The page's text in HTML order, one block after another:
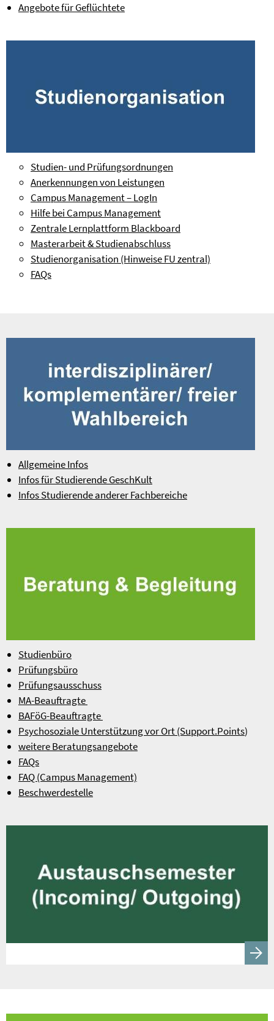
Angebote für Geflüchtete
Studien- und Prüfungsordnungen
Anerkennungen von Leistungen
Campus Management – LogIn
Hilfe bei Campus Management
Zentrale Lernplattform Blackboard
Masterarbeit & Studienabschluss
Studienorganisation (Hinweise FU zentral)
FAQs
Allgemeine Infos
Infos für Studierende GeschKult
Infos Studierende anderer Fachbereiche
Studienbüro
Prüfungsbüro
Prüfungsausschuss
MA-Beauftragte
BAFöG-Beauftragte
Psychosoziale Unterstützung vor Ort (Support.Points)
weitere Beratungsangebote
FAQs
FAQ (Campus Management)
Beschwerdestelle